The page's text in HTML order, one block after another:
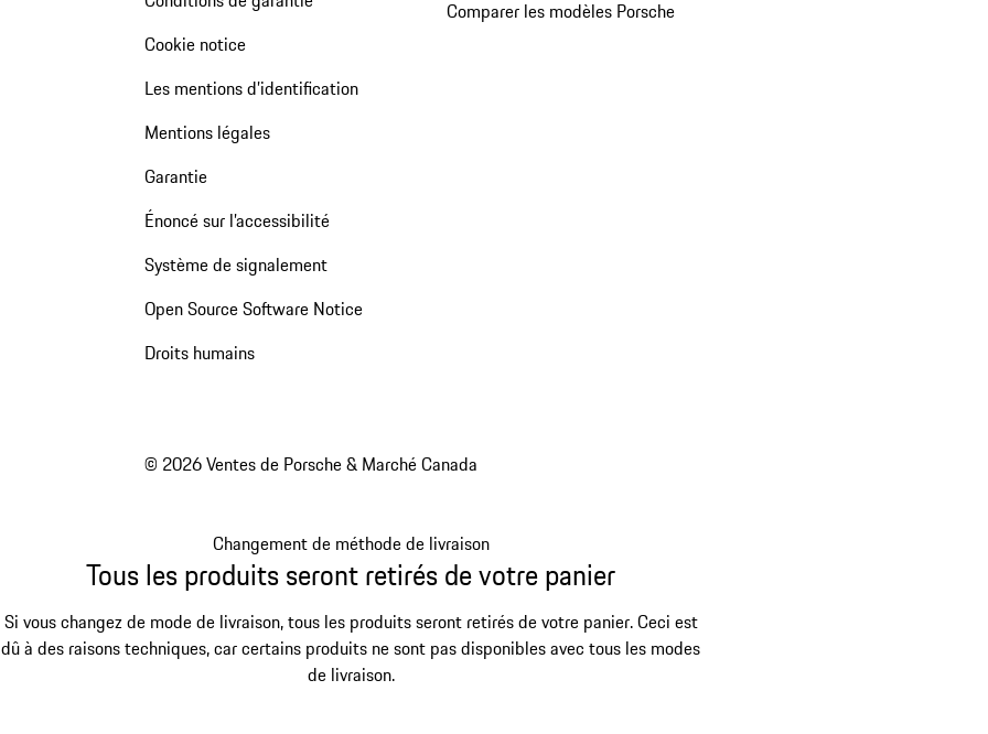
Cookie notice
Les mentions d’identification
Mentions légales
Garantie
Énoncé sur l’accessibilité
Système de signalement
Open Source Software Notice
Droits humains
Comparer les modèles Porsche
© 2026 Ventes de Porsche & Marché Canada
Changement de méthode de livraison
Tous les produits seront retirés de votre panier
Si vous changez de mode de livraison, tous les produits seront retirés de votre panier. Ceci est
dû à des raisons techniques, car certains produits ne sont pas disponibles avec tous les modes
de livraison.